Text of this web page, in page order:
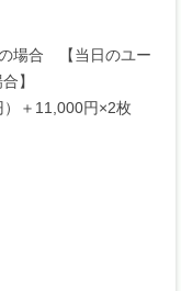
場合 【当日のユー
】
＋11,000円×2枚